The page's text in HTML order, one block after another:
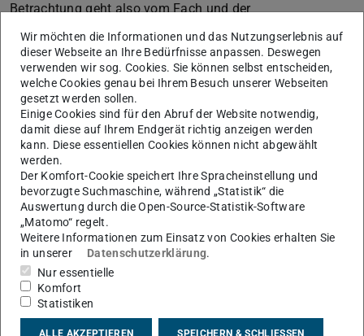
Betrachtung geht also vom Fach und der
Fachwissenschaft aus. In der zweiten Phase
(Vorbereitungsdienst bzw. „Referendariat“) wechselt die
Perspektive und die Vermittlung mehr unterrichtspraktisch
definierter Kompetenzen steht im Mittelpunkt. Die
Betrachtung geht dann also von den Schülerinnen und
Schülern aus. Diese Trennung ist selbstverständlich nicht
strikt zu sehen.
Das Studium gliedert sich in
das Unterrichtsfach Informatik und ein weiteres
Unterrichtsfach einschließlich der jeweiligen Didaktik
die Grundwissenschaften
einen MINT-orientierter interdisziplinärer
Vernetzungsbereich
Orientierungs- und Betriebspraktikum, schulische wie
Wir möchten die Informationen und das Nutzungserlebnis auf
dieser Webseite an Ihre Bedürfnisse anpassen. Deswegen
verwenden wir sog. Cookies. Sie können selbst entscheiden,
welche Cookies genau bei Ihrem Besuch unserer Webseiten
gesetzt werden sollen.
Einige Cookies sind für den Abruf der Website notwendig,
damit diese auf Ihrem Endgerät richtig anzeigen werden
kann. Diese essentiellen Cookies können nicht abgewählt
werden.
Der Komfort-Cookie speichert Ihre Spracheinstellung und
bevorzugte Suchmaschine, während „Statistik“ die
Auswertung durch die Open-Source-Statistik-Software
„Matomo“ regelt.
Weitere Informationen zum Einsatz von Cookies erhalten Sie
in unserer
Datenschutzerklärung.
Nur essentielle
Komfort
Statistiken
ALLE AKZEPTIEREN SPEICHERN & SCHLIESSEN